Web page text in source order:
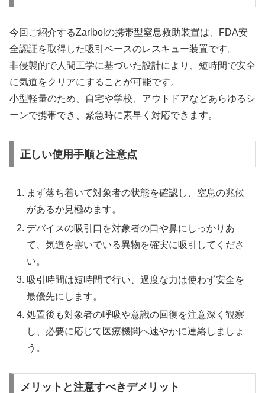
今回ご紹介するZarlbolの携帯型窒息救助装置は、FDA安
全認証を取得した吸引ベースのレスキュー装置です。
非侵襲的で人間工学に基づいた設計により、短時間で安全
に気道をクリアにすることが可能です。
小型軽量のため、自宅や学校、アウトドアなどあらゆるシ
ーンで携帯でき、緊急時に素早く対応できます。
正しい使用手順と注意点
まず落ち着いて対象者の状態を確認し、窒息の兆候
があるか見極めます。
デバイスの吸引口を対象者の口や鼻にしっかりあ
て、気道を塞いでいる異物を確実に吸引してくださ
い。
吸引時間は短時間で行い、過度な力は使わず安全を
最優先にします。
処置後も対象者の呼吸や意識の回復を注意深く観察
し、必要に応じて医療機関へ速やかに連絡しましょ
う。
メリットと注意すべきデメリット